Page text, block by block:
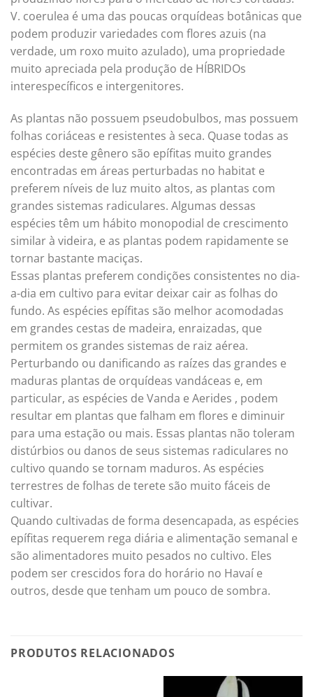
V. coerulea é uma das poucas orquídeas botânicas que
podem produzir variedades com flores azuis (na
verdade, um roxo muito azulado), uma propriedade
muito apreciada pela produção de HÍBRIDOs
interespecíficos e intergenitores.
As plantas não possuem pseudobulbos, mas possuem
folhas coriáceas e resistentes à seca. Quase todas as
espécies deste gênero são epífitas muito grandes
encontradas em áreas perturbadas no habitat e
preferem níveis de luz muito altos, as plantas com
grandes sistemas radiculares. Algumas dessas
espécies têm um hábito monopodial de crescimento
similar à videira, e as plantas podem rapidamente se
tornar bastante maciças.
Essas plantas preferem condições consistentes no dia-
a-dia em cultivo para evitar deixar cair as folhas do
fundo. As espécies epífitas são melhor acomodadas
em grandes cestas de madeira, enraizadas, que
permitem os grandes sistemas de raiz aérea.
Perturbando ou danificando as raízes das grandes e
maduras plantas de orquídeas vandáceas e, em
particular, as espécies de Vanda e Aerides , podem
resultar em plantas que falham em flores e diminuir
para uma estação ou mais. Essas plantas não toleram
distúrbios ou danos de seus sistemas radiculares no
cultivo quando se tornam maduros. As espécies
terrestres de folhas de terete são muito fáceis de
cultivar.
Quando cultivadas de forma desencapada, as espécies
epífitas requerem rega diária e alimentação semanal e
são alimentadores muito pesados no cultivo. Eles
podem ser crescidos fora do horário no Havaí e
outros, desde que tenham um pouco de sombra.
PRODUTOS RELACIONADOS